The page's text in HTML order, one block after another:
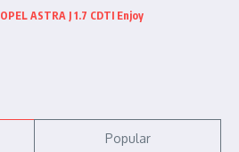
OPEL ASTRA J 1.7 CDTI Enjoy
Popular